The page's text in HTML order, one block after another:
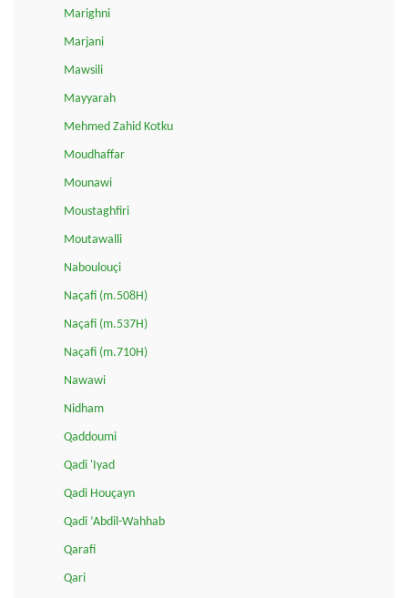
Marighni
Marjani
Mawsili
Mayyarah
Mehmed Zahid Kotku
Moudhaffar
Mounawi
Moustaghfiri
Moutawalli
Naboulouçi
Naçafi (m.508H)
Naçafi (m.537H)
Naçafi (m.710H)
Nawawi
Nidham
Qaddoumi
Qadi 'Iyad
Qadi Houçayn
Qadi ‘Abdil-Wahhab
Qarafi
Qari